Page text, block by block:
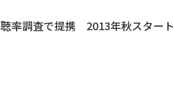
率調査で提携 2013年秋スタート